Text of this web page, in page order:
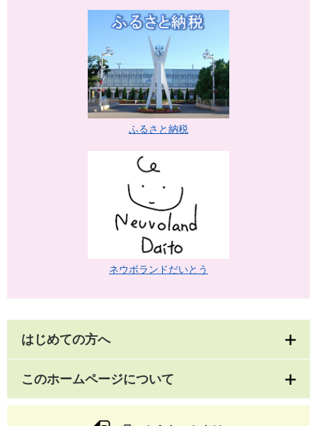
ふるさと納税
ネウボランドだいとう
はじめての方へ
このホームページについて